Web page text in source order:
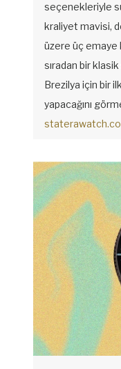
seçenekleriyle
kraliyet mavisi,
üzere üç emaye
sıradan bir
Brezilya için bir
yapacağını
staterawatch.co